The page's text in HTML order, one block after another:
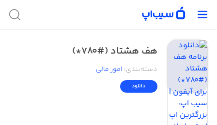
هف هشتاد (#780*)
دسته‌بندی: امور ‌مالی
دانلود